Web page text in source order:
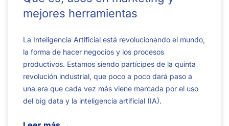
mejores herramientas
La Inteligencia Artificial está revolucionando el mundo,
la forma de hacer negocios y los procesos
productivos. Estamos siendo partícipes de la quinta
revolución industrial, que poco a poco dará paso a
una era que cada vez más viene marcada por el uso
del big data y la inteligencia artificial (IA).